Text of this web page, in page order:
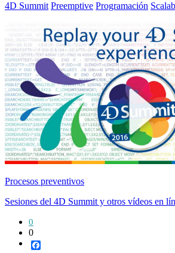
4D Summit Preemptive Programación
Procesos preventivos
Sesiones del 4D Summit y otros vídeos en
0
0